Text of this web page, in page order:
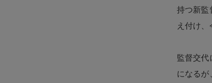
持つ新監
え付け、
監督交代
になるが